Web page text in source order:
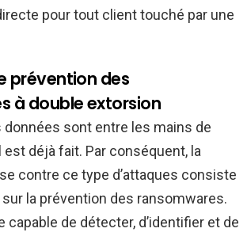
pour tout client touché par une
prévention des
à double extorsion
données sont entre les mains de
déjà fait. Par conséquent, la
contre ce type d’attaques consiste
la prévention des ransomwares.
capable de détecter, d’identifier et de